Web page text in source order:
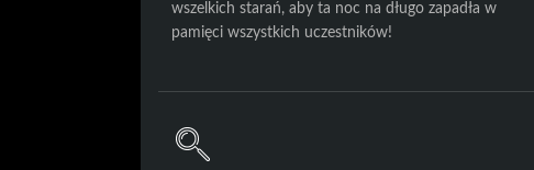
wszelkich starań, aby ta noc na długo zapadła w
pamięci wszystkich uczestników!